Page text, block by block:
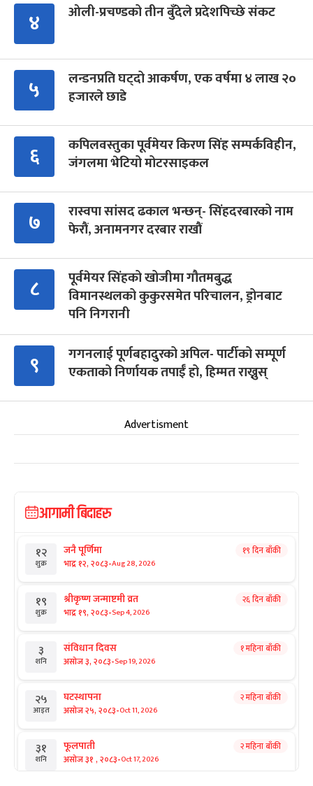
४ ओली-प्रचण्डको तीन बुँदेले प्रदेशपिच्छे संकट
५
लन्डनप्रति घट्दो आकर्षण, एक वर्षमा ४ लाख २०
हजारले छाडे
६
कपिलवस्तुका पूर्वमेयर किरण सिंह सम्पर्कविहीन,
जंगलमा भेटियो मोटरसाइकल
७
रास्वपा सांसद ढकाल भन्छन्- सिंहदरबारको नाम
फेरौं, अनामनगर दरबार राखौं
८
पूर्वमेयर सिंहको खोजीमा गौतमबुद्ध
विमानस्थलको कुकुरसमेत परिचालन, ड्रोनबाट
पनि निगरानी
९
गगनलाई पूर्णबहादुरको अपिल- पार्टीको सम्पूर्ण
एकताको निर्णायक तपाईँ हो, हिम्मत राख्नुस्
Advertisment
आगामी बिदाहरु
१२
शुक्र
जनै पूर्णिमा
भाद्र १२, २०८३-Aug 28, 2026
१९ दिन बाँकी
१९
शुक्र
श्रीकृष्ण जन्माष्टमी व्रत
भाद्र १९, २०८३-Sep 4, 2026
२६ दिन बाँकी
३
शनि
संविधान दिवस
असोज ३, २०८३-Sep 19, 2026
१ महिना बाँकी
२५
आइत
घटस्थापना
असोज २५, २०८३-Oct 11, 2026
२ महिना बाँकी
३१
शनि
फूलपाती
असोज ३१ , २०८३-Oct 17, 2026
२ महिना बाँकी